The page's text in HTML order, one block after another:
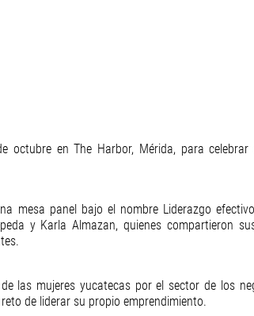
octubre en The Harbor, Mérida, para
mesa panel bajo el nombre Liderazgo
y Karla Almazan, quienes compartieron
las mujeres yucatecas por el sector de los
de liderar su propio emprendimiento.